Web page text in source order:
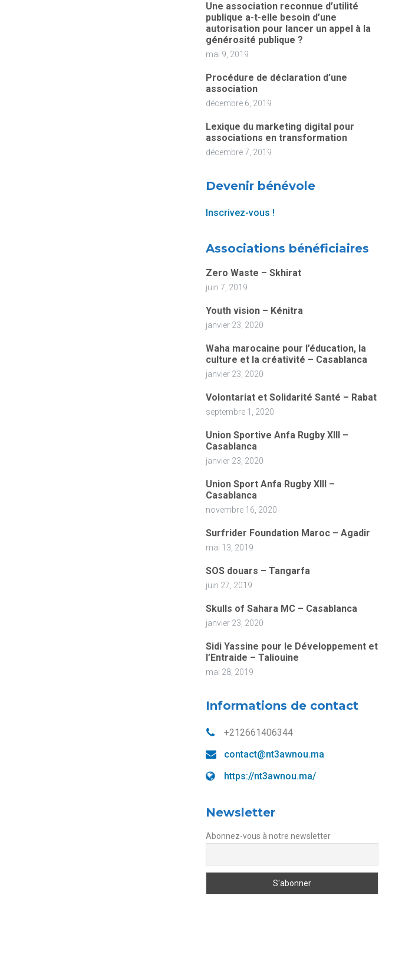
Une association reconnue d’utilité
publique a-t-elle besoin d’une
autorisation pour lancer un appel à la
générosité publique ?
mai 9, 2019
Procédure de déclaration d’une
association
décembre 6, 2019
Lexique du marketing digital pour
associations en transformation
décembre 7, 2019
Devenir bénévole
Inscrivez-vous !
Associations bénéficiaires
Zero Waste – Skhirat
juin 7, 2019
Youth vision – Kénitra
janvier 23, 2020
Waha marocaine pour l’éducation, la
culture et la créativité – Casablanca
janvier 23, 2020
Volontariat et Solidarité Santé – Rabat
septembre 1, 2020
Union Sportive Anfa Rugby XIII –
Casablanca
janvier 23, 2020
Union Sport Anfa Rugby XIII –
Casablanca
novembre 16, 2020
Surfrider Foundation Maroc – Agadir
mai 13, 2019
SOS douars – Tangarfa
juin 27, 2019
Skulls of Sahara MC – Casablanca
janvier 23, 2020
Sidi Yassine pour le Développement et
l’Entraide – Taliouine
mai 28, 2019
Informations de contact
+212661406344
contact@nt3awnou.ma
https://nt3awnou.ma/
Newsletter
Abonnez-vous à notre newsletter